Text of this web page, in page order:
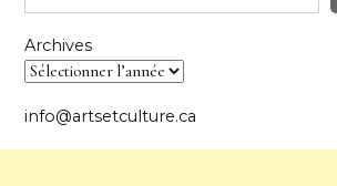
Archives
info@artsetculture.ca